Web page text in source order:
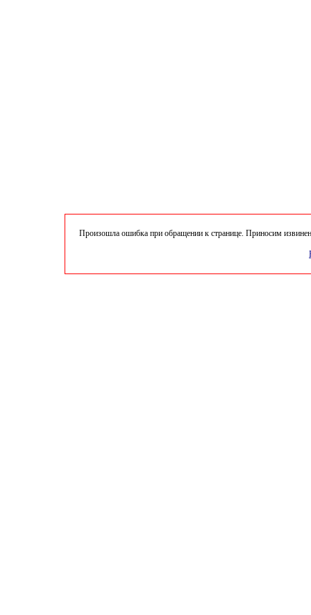
Произошла ошибка при обращении к странице. Приносим